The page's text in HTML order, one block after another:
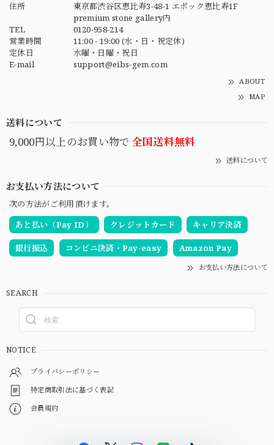
住所
東京都渋谷区恵比寿3-48-1 エポック恵比寿1F
premium stone gallery内
TEL
0120-958-214
営業時間
11:00 - 19:00 (水・日・祝定休)
定休日
水曜・日曜・祝日
E-mail
support@eibs-gem.com
ABOUT
MAP
送料について
9,000円以上のお買い物で 全国送料無料
送料について
お支払い方法について
次の方法がご利用頂けます。
あと払い（Pay ID）
クレジットカード キャリア決済
銀行振込 コンビニ決済・Pay-easy Amazon Pay
お支払い方法について
SEARCH
NOTICE
プライバシーポリシー
特定商取引法に基づく表記
会員規約